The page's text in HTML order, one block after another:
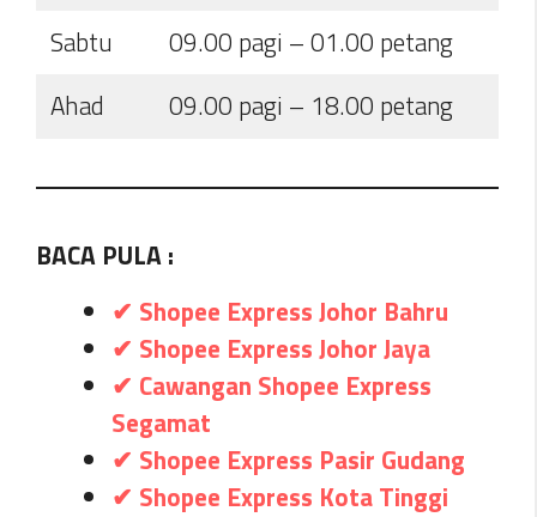
Sabtu
09.00 pagi – 01.00 petang
Ahad
09.00 pagi – 18.00 petang
BACA PULA :
✔ Shopee Express Johor Bahru
✔ Shopee Express Johor Jaya
✔ Cawangan Shopee Express
Segamat
✔ Shopee Express Pasir Gudang
✔ Shopee Express Kota Tinggi